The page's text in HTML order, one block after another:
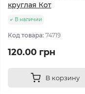
круглая Кот
В наличии
Код товара: 74719
120.00 грн
В корзину